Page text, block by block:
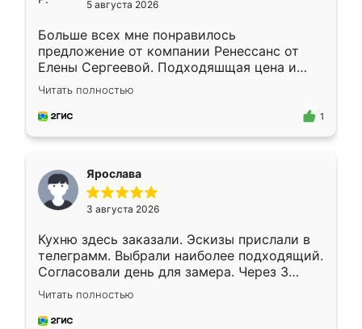
5 августа 2026
Больше всех мне понравилось
предложение от компании Ренессанс от
Елены Сергеевой. Подходяшщая цена и
короткие сроки изготовления. Приехавший
для замера сотрудник Владислав
предложил по моему эскизу самый
Читать полностью
1
Ярослава
3 августа 2026
Кухню здесь заказали. Эскизы прислали в
телеграмм. Выбрали наиболее подходящий.
Согласовали день для замера. Через 3
недели кухня была уже готова. Остались
довольны работой. Спасибо Ренессанс
мебель за качественную работу!
Читать полностью